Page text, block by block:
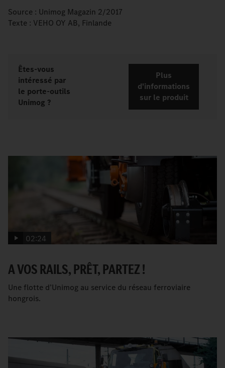
Source : Unimog Magazin 2/2017
Texte : VEHO OY AB, Finlande
Êtes-vous
intéressé par
le porte-outils
Unimog ?
Plus
d'informations
sur le produit
02:24
A VOS RAILS, PRÊT, PARTEZ !
Une flotte d’Unimog au service du réseau ferroviaire
hongrois.